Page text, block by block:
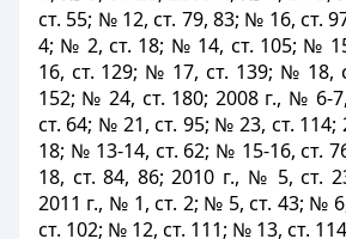
ст. 55; № 12, ст. 79, 83; № 16, ст.
4; № 2, ст. 18; № 14, ст. 105; №
16, ст. 129; № 17, ст. 139; № 18,
152; № 24, ст. 180; 2008 г., № 6-
ст. 64; № 21, ст. 95; № 23, ст. 114;
18; № 13-14, ст. 62; № 15-16, ст.
18, ст. 84, 86; 2010 г., № 5, ст.
2011 г., № 1, ст. 2; № 5, ст. 43; №
ст. 102; № 12, ст. 111; № 13, ст.